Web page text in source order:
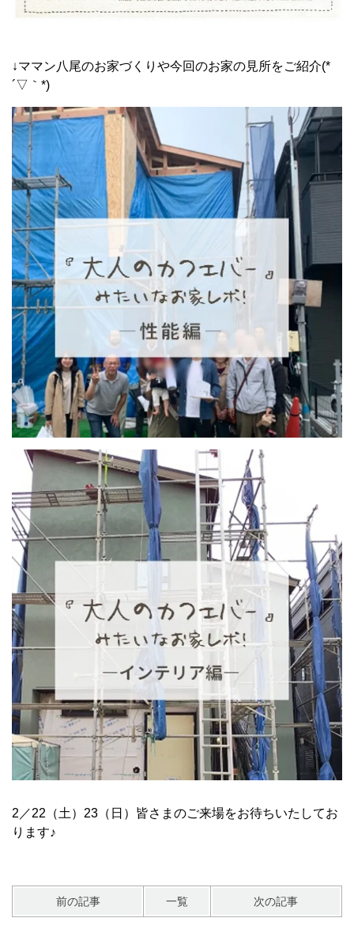
↓ママン八尾のお家づくりや今回のお家の見所をご紹介(*
´▽｀*)
2／22（土）23（日）皆さまのご来場をお待ちいたしてお
ります♪
前の記事 一覧 次の記事